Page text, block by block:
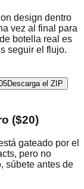
design dentro
vez al final para
botella real es
seguir el flujo.
Descarga el ZIP
($20)
gateado por el
pero no
súbete antes de